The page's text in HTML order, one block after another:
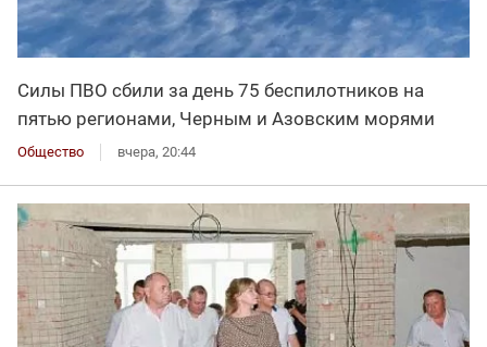
Силы ПВО сбили за день 75 беспилотников на
пятью регионами, Черным и Азовским морями
Общество вчера, 20:44